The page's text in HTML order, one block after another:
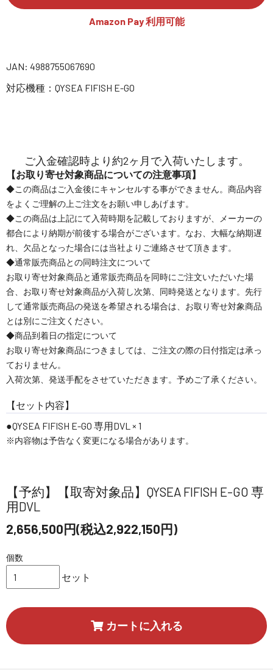
Amazon Pay 利用可能
JAN: 4988755067690
対応機種：QYSEA FIFISH E-GO
ご入金確認時より約2ヶ月で入荷いたします。
【お取り寄せ対象商品についての注意事項】
◆この商品はご入金後にキャンセルする事ができません。商品内容
をよくご理解の上ご注文をお願い申しあげます。
◆この商品は上記にて入荷時期を記載しておりますが、メーカーの
都合により納期が前後する場合がございます。なお、大幅な納期遅
れ、欠品となった場合には当社よりご連絡させて頂きます。
◆通常販売商品との同時注文について
お取り寄せ対象商品と通常販売商品を同時にご注文いただいた場
合、お取り寄せ対象商品が入荷し次第、同時発送となります。先行
して通常販売商品の発送を希望される場合は、お取り寄せ対象商品
とは別にご注文ください。
◆商品到着日の指定について
お取り寄せ対象商品につきましては、ご注文の際の日付指定は承っ
ておりません。
入荷次第、発送手配をさせていただきます。予めご了承ください。
【セット内容】
QYSEA FIFISH E-GO 専用DVL × 1
※内容物は予告なく変更になる場合があります。
【予約】【取寄対象品】QYSEA FIFISH E-GO 専
用DVL
2,656,500円(税込2,922,150円)
個数
セット
カートに入れる